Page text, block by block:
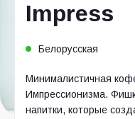
Impress
Белорусская
Минималистичная
Импрессионизма.
напитки, которые